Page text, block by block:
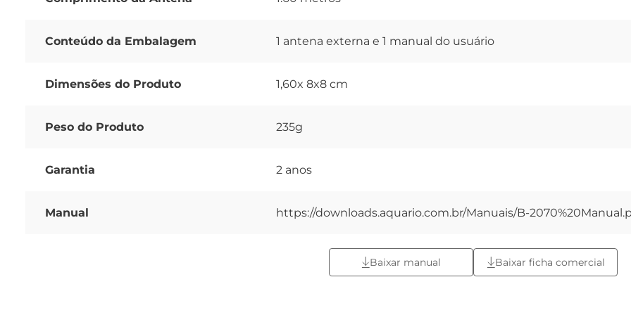
Conteúdo da Embalagem 1 antena externa e 1 manual do usuário
Dimensões do Produto 1,60x 8x8 cm
Peso do Produto 235g
Garantia 2 anos
Manual https://downloads.aquario.com.br/Manuais/B-
Baixar manual Baixar ficha comercial